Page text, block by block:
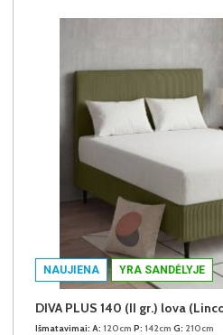
NAUJIENA YRA SANDĖLYJE
DIVA PLUS 140 (II gr.) lova
Išmatavimai: A: 120cm P: 142cm G: 210cm